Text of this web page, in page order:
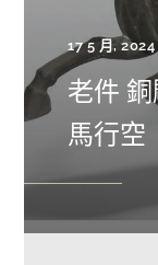
17 5 月, 2024
老件
馬行空